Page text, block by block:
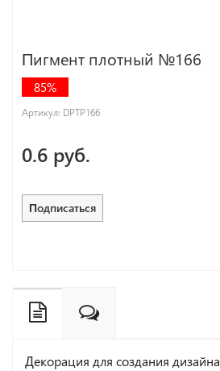
Пигмент плотный №166
85%
Артикул: DPTP166
0.6 руб.
Подписаться
Декорация для создания дизайна